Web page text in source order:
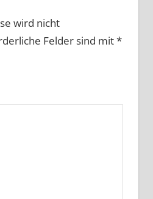
wird nicht
Felder sind mit*